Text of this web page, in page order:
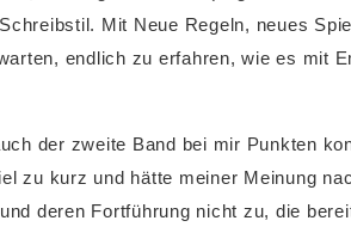
Mit Neue Regeln, neues
endlich zu erfahren, wie es mit
der zweite Band bei mir Punkten
zu kurz und hätte meiner Meinung
deren Fortführung nicht zu, die